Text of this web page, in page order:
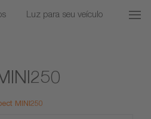
Luz para seu veículo
MINI250